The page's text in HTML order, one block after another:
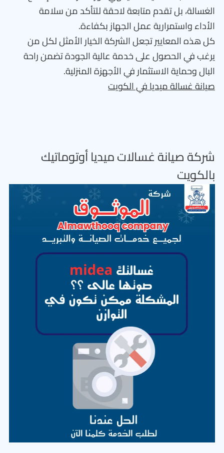
الغسالة، بل تقدم متابعة لاحقة للتأكد من سلامة
الأداء واستمرارية عمل الجهاز بكفاءة.
كل هذه المعايير تجعل الشركة الخيار الأمثل لكل من
يرغب في الحصول على خدمة عالية الجودة تضمن راحة
البال وحماية الاستثمار في الأجهزة المنزلية.
صيانة غسالة ميديا في الكويت
شركة صيانة غسالات ميديا أوتوماتيك
بالكويت